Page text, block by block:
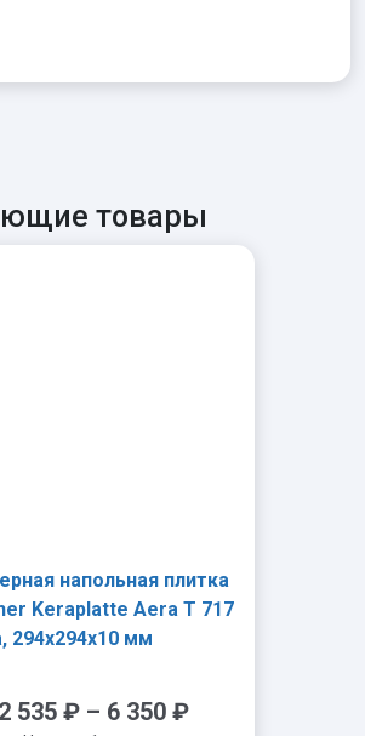
товары
напольная плитка
Keraplatte Aera T 717
294х294х10 мм
2 535 ₽ – 6 350 ₽